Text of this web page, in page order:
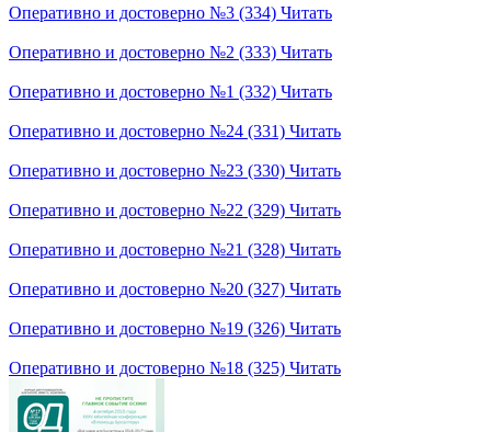
Оперативно и достоверно №3 (334) Читать
Оперативно и достоверно №2 (333) Читать
Оперативно и достоверно №1 (332) Читать
Оперативно и достоверно №24 (331) Читать
Оперативно и достоверно №23 (330) Читать
Оперативно и достоверно №22 (329) Читать
Оперативно и достоверно №21 (328) Читать
Оперативно и достоверно №20 (327) Читать
Оперативно и достоверно №19 (326) Читать
Оперативно и достоверно №18 (325) Читать